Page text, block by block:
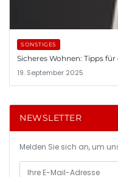
SONSTIGES
Sicheres Wohnen: Tipps
19. September 2025
NEWSLETTER
Melden Sie sich an, um